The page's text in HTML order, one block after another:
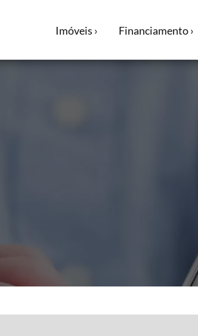
Imóveis › Financiamento ›